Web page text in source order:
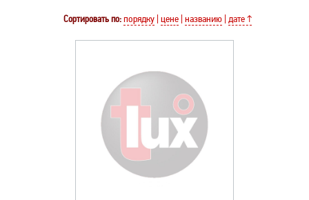
Сортировать по: порядку цене названию дате ↑